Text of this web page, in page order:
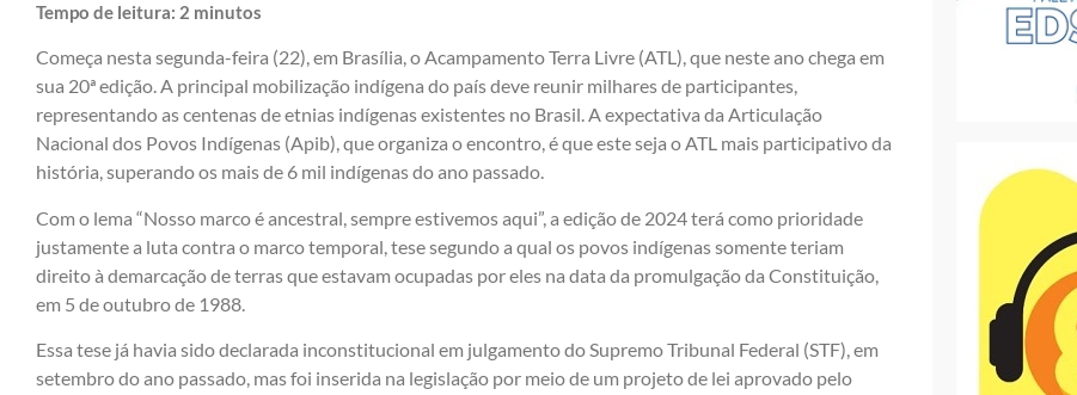
Tempo de leitura: 2 minutos
Começa nesta segunda-feira (22), em Brasília, o Acampamento Terra Livre (ATL), que neste ano chega em
sua 20ª edição. A principal mobilização indígena do país deve reunir milhares de participantes,
representando as centenas de etnias indígenas existentes no Brasil. A expectativa da Articulação
Nacional dos Povos Indígenas (Apib), que organiza o encontro, é que este seja o ATL mais participativo da
história, superando os mais de 6 mil indígenas do ano passado.
Com o lema “Nosso marco é ancestral, sempre estivemos aqui”, a edição de 2024 terá como prioridade
justamente a luta contra o marco temporal, tese segundo a qual os povos indígenas somente teriam
direito à demarcação de terras que estavam ocupadas por eles na data da promulgação da Constituição,
em 5 de outubro de 1988.
Essa tese já havia sido declarada inconstitucional em julgamento do Supremo Tribunal Federal (STF), em
setembro do ano passado, mas foi inserida na legislação por meio de um projeto de lei aprovado pelo